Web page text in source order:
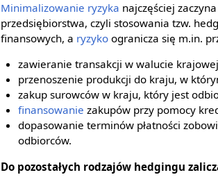
Minimalizowanie ryzyka najczęściej
przedsiębiorstwa, czyli stosowania tzw.
finansowych, a ryzyko ogranicza się m.in.
zawieranie transakcji w walucie
przenoszenie produkcji do kraju, w
zakup surowców w kraju, który jest
finansowanie zakupów przy pomocy
dopasowanie terminów płatności
odbiorców.
Do pozostałych rodzajów hedgingu